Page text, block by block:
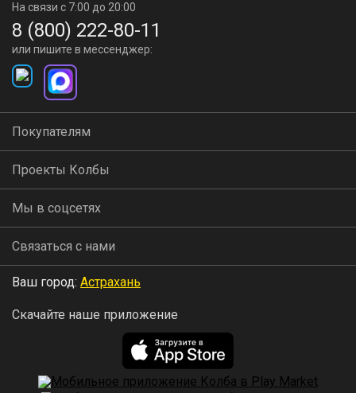
На связи с 7:00 до 20:00
8 (800) 222-80-11
или пишите в мессенджер:
Покупателям
Проекты Колбы
Мы в соцсетях
Связаться с нами
Ваш город: Астрахань
Скачайте наше приложение